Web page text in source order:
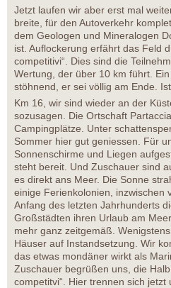
Jetzt laufen wir aber erst mal
breite, für den Autoverkehr
dem Geologen und Mineralogen
ist. Auflockerung erfährt das Feld
competitivi“. Dies sind die
Wertung, der über 10 km führt.
stöhnend, er sei völlig am Ende.
Km 16, wir sind wieder an der
sozusagen. Die Ortschaft
Campingplätze. Unter
Sommer hier gut geniessen. Für
Sonnenschirme und Liegen
steht bereit. Und Zuschauer sind
es direkt ans Meer. Die Sonne
einige Ferienkolonien, inzwischen
Anfang des letzten Jahrhunderts
Großstädten ihren Urlaub am
mehr ganz zeitgemäß.
Häuser auf Instandsetzung. Wir
das etwas mondäner wirkt als
Zuschauer begrüßen uns, die
competitvi“. Hier trennen sich jetzt